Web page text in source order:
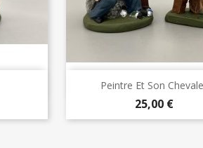
Peintre Et Son
Prix
25,00 €
Aperçu rapide